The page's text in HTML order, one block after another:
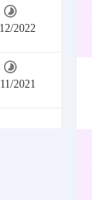
2022
2021